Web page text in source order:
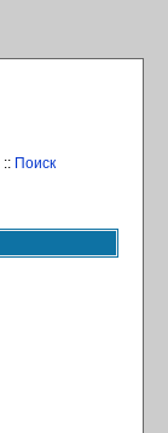
:: Поиск